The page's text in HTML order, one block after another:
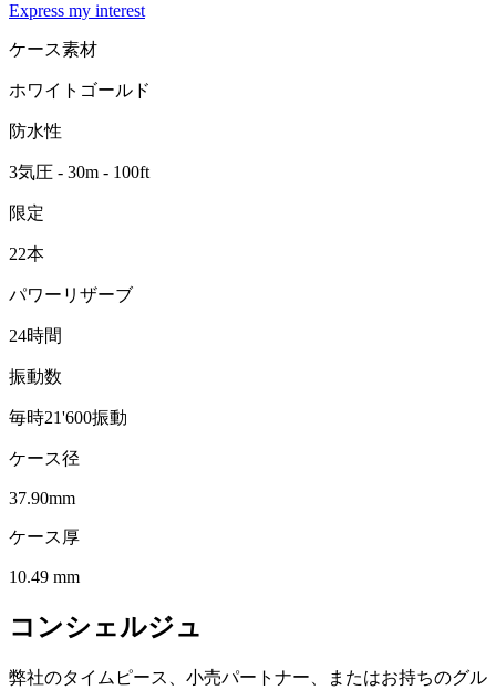
Express my interest
ケース素材
ホワイトゴールド
防水性
3気圧 - 30m - 100ft
限定
22本
パワーリザーブ
24時間
振動数
毎時21'600振動
ケース径
37.90mm
ケース厚
10.49 mm
コンシェルジュ
弊社のタイムピース、小売パートナー、またはお持ちのグル